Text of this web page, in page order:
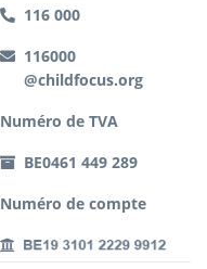
116 000
116000
@childfocus.org
Numéro de TVA
BE0461 449 289
Numéro de compte